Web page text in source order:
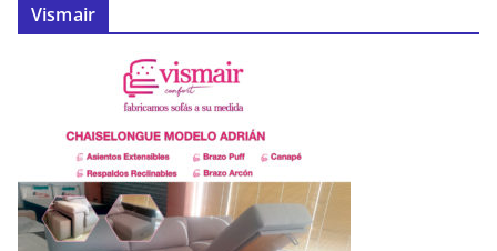
Vismair